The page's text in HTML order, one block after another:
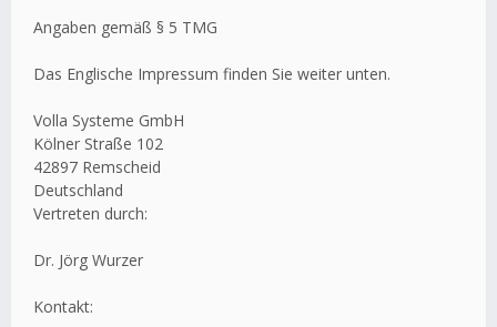
Angaben gemäß § 5 TMG
Das Englische Impressum finden Sie weiter unten.
Volla Systeme GmbH
Kölner Straße 102
42897 Remscheid
Deutschland
Vertreten durch:
Dr. Jörg Wurzer
Kontakt: